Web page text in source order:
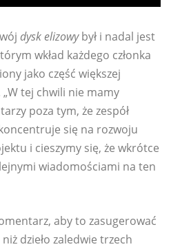
dysk elizowybył i nadal jest
wkład każdego członka
jako część większej
„W tej chwili nie mamy
poza tym, że zespół
się na rozwoju
i cieszymy się, że wkrótce
wiadomościami na ten
aby to zasugerować
dzieło zaledwie trzech